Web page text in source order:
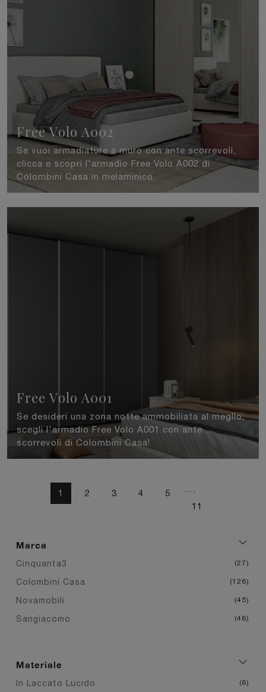
Marca
Cinquanta3 27
Colombini Casa 126
Novamobili 45
Sangiacomo 46
Materiale
In Laccato Lucido 6
Free Volo A002
Se vuoi armadiature a muro con ante scorrevoli,
clicca e scopri l'armadio Free Volo A002 di
Colombini Casa in melaminico.
Free Volo A001
Se desideri una zona notte ammobiliata al meglio,
scegli l'armadio Free Volo A001 con ante
scorrevoli di Colombini Casa!
1 2 3 4 5
11